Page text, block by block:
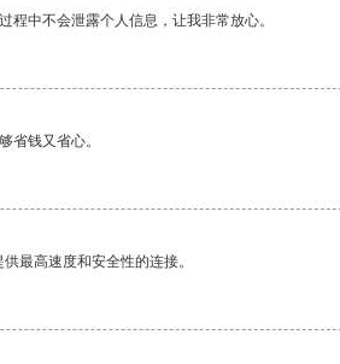
程中不会泄露个人信息，让我非常放心。
省钱又省心。
最高速度和安全性的连接。